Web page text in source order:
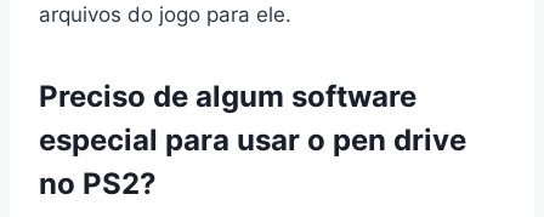
arquivos do jogo para ele.
Preciso de algum software
especial para usar o pen drive
no PS2?